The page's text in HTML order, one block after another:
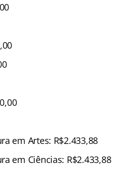
em Artes: R$2.433,88
em Ciências: R$2.433,88